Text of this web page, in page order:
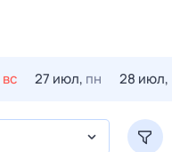
вс 27 июл, пн 28 июл,